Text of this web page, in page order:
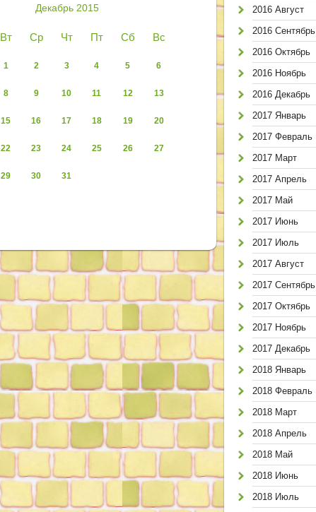
Декабрь 2015
Вт Ср Чт Пт Сб Вс
1 2 3 4 5 6
8 9 10 11 12 13
15 16 17 18 19 20
22 23 24 25 26 27
29 30 31
2016 Август
2016 Сентябрь
2016 Октябрь
2016 Ноябрь
2016 Декабрь
2017 Январь
2017 Февраль
2017 Март
2017 Апрель
2017 Май
2017 Июнь
2017 Июль
2017 Август
2017 Сентябрь
2017 Октябрь
2017 Ноябрь
2017 Декабрь
2018 Январь
2018 Февраль
2018 Март
2018 Апрель
2018 Май
2018 Июнь
2018 Июль